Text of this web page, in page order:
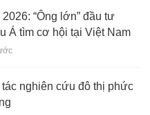
“Ông lớn” đầu tư
Á tìm cơ hội tại Việt Nam
nghiên cứu đô thị phức